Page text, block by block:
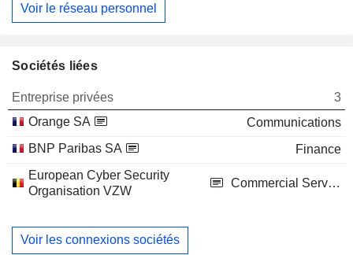
Voir le réseau personnel
Sociétés liées
Entreprise privées
3
Orange SA
Communications
BNP Paribas SA
Finance
European Cyber Security
Organisation VZW
Commercial Services
Voir les connexions sociétés